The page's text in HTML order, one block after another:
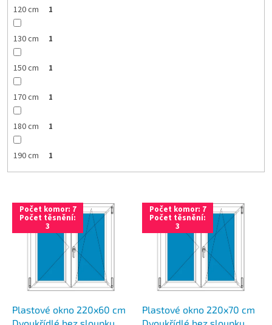
120 cm 1
130 cm 1
150 cm 1
170 cm 1
180 cm 1
190 cm 1
V
p
Počet komor: 7
Počet těsnění:
3
Plastové okno 220x60 cm
Dvoukřídlé bez sloupku
Počet komor: 7
Počet těsnění:
3
Plastové okno 220x70 cm
Dvoukřídlé bez sloupku